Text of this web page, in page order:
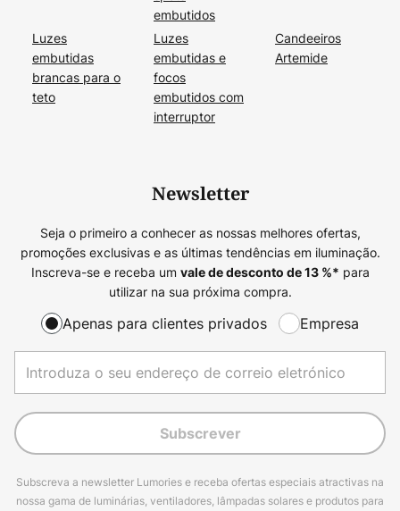
embutidos
Luzes
embutidas
brancas para o
teto
Luzes
embutidas e
focos
embutidos com
interruptor
Candeeiros
Artemide
Newsletter
Seja o primeiro a conhecer as nossas melhores ofertas,
promoções exclusivas e as últimas tendências em iluminação.
Inscreva-se e receba um vale de desconto de13%* para
utilizar na sua próxima compra.
Apenas para clientes privados Empresa
Subscrever
Subscreva a newsletter Lumories e receba ofertas especiais atractivas na
nossa gama de luminárias, ventiladores, lâmpadas solares e produtos para